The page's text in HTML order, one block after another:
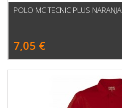
POLO MC TECNIC PLUS NARANJA
7,05 €